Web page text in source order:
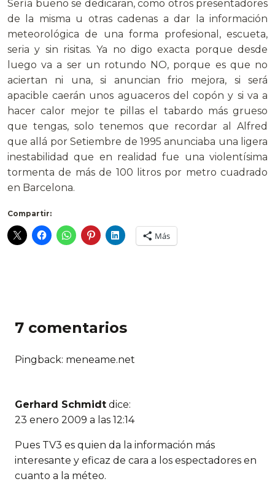
Sería bueno se dedicaran, como otros presentadores
de la misma u otras cadenas a dar la información
meteorológica de una forma profesional, escueta,
seria y sin risitas. Ya no digo exacta porque desde
luego va a ser un rotundo NO, porque es que no
aciertan ni una, si anuncian frio mejora, si será
apacible caerán unos aguaceros del copón y si va a
hacer calor mejor te pillas el tabardo más grueso
que tengas, solo tenemos que recordar al Alfred
que allá por Setiembre de 1995 anunciaba una ligera
inestabilidad que en realidad fue una violentísima
tormenta de más de 100 litros por metro cuadrado
en Barcelona.
Compartir:
Más
7 comentarios
Pingback: meneame.net
Gerhard Schmidt dice:
23 enero 2009 a las 12:14
Pues TV3 es quien da la información más
interesante y eficaz de cara a los espectadores en
cuanto a la méteo.